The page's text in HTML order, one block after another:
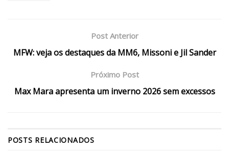
Post Anterior
MFW: veja os destaques da MM6, Missoni e Jil Sander
Próximo Post
Max Mara apresenta um inverno 2026 sem excessos
POSTS RELACIONADOS